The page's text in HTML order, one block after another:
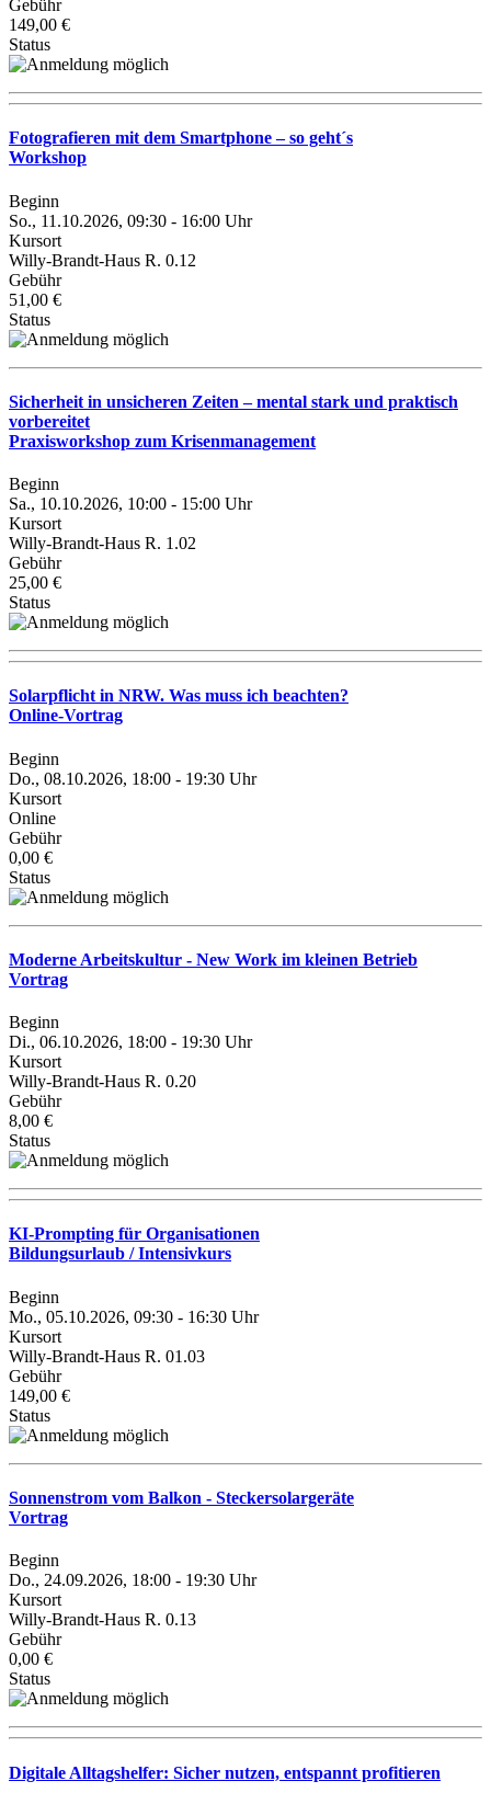
Gebühr
149,00 €
Status
Fotografieren mit dem Smartphone – so geht´s
Workshop
Beginn
So., 11.10.2026, 09:30 - 16:00 Uhr
Kursort
Willy-Brandt-Haus R. 0.12
Gebühr
51,00 €
Status
Sicherheit in unsicheren Zeiten – mental stark und praktisch
vorbereitet
Praxisworkshop zum Krisenmanagement
Beginn
Sa., 10.10.2026, 10:00 - 15:00 Uhr
Kursort
Willy-Brandt-Haus R. 1.02
Gebühr
25,00 €
Status
Solarpflicht in NRW. Was muss ich beachten?
Online-Vortrag
Beginn
Do., 08.10.2026, 18:00 - 19:30 Uhr
Kursort
Online
Gebühr
0,00 €
Status
Moderne Arbeitskultur - New Work im kleinen Betrieb
Vortrag
Beginn
Di., 06.10.2026, 18:00 - 19:30 Uhr
Kursort
Willy-Brandt-Haus R. 0.20
Gebühr
8,00 €
Status
KI-Prompting für Organisationen
Bildungsurlaub / Intensivkurs
Beginn
Mo., 05.10.2026, 09:30 - 16:30 Uhr
Kursort
Willy-Brandt-Haus R. 01.03
Gebühr
149,00 €
Status
Sonnenstrom vom Balkon - Steckersolargeräte
Vortrag
Beginn
Do., 24.09.2026, 18:00 - 19:30 Uhr
Kursort
Willy-Brandt-Haus R. 0.13
Gebühr
0,00 €
Status
Digitale Alltagshelfer: Sicher nutzen, entspannt profitieren